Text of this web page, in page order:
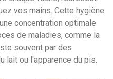
vos mains. Cette hygiène
concentration optimale
de maladies, comme la
souvent par des
lait ou l'apparence du pis.